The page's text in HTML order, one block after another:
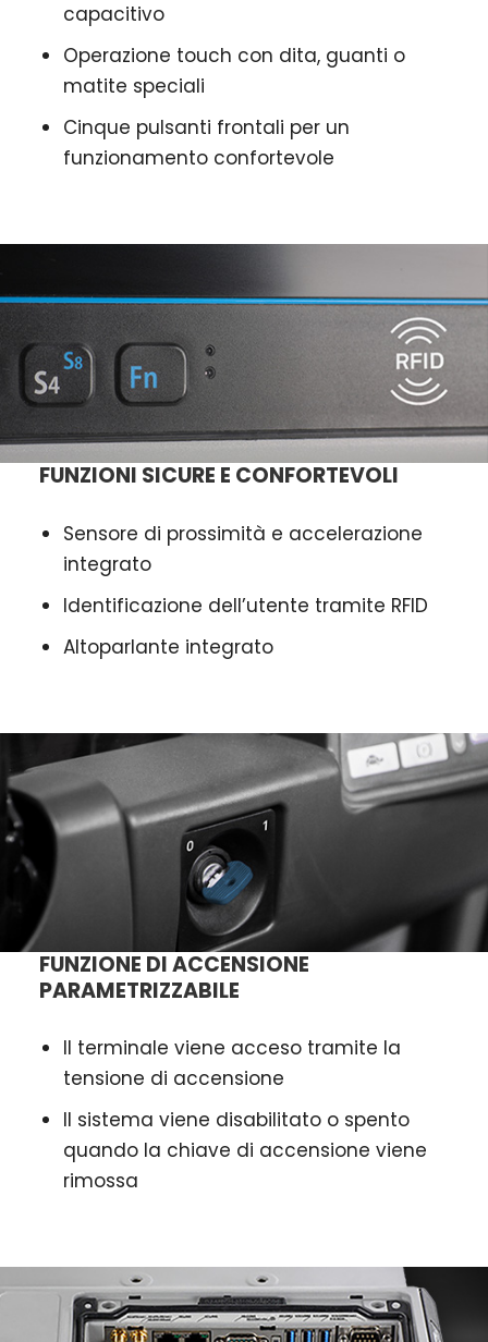
capacitivo
Operazione touch con dita, guanti o
matite speciali
Cinque pulsanti frontali per un
funzionamento confortevole
FUNZIONI SICURE E CONFORTEVOLI
Sensore di prossimità e accelerazione
integrato
Identificazione dell’utente tramite RFID
Altoparlante integrato
FUNZIONE DI ACCENSIONE
PARAMETRIZZABILE
Il terminale viene acceso tramite la
tensione di accensione
Il sistema viene disabilitato o spento
quando la chiave di accensione viene
rimossa